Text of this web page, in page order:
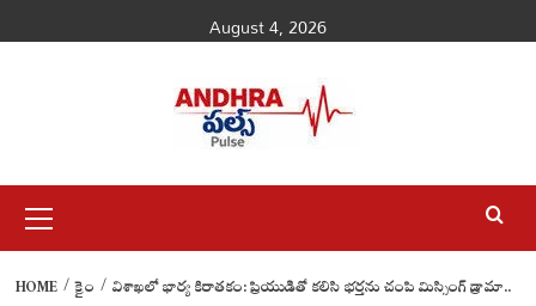
to
August 4, 2026
Menu
HOME క్రైం
విశాఖలో భార్య కిరాతకం: ప్రియుడితో కలిసి భర్తను చంపి మిస్సింగ్ డ్రామా..